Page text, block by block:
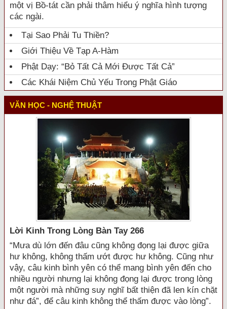
một vị Bồ-tát cần phải thâm hiểu ý nghĩa hình tượng
các ngài.
Tại Sao Phải Tu Thiền?
Giới Thiệu Về Tạp A-Hàm
Phật Dạy: “Bỏ Tất Cả Mới Được Tất Cả”
Các Khái Niệm Chủ Yếu Trong Phật Giáo
VĂN HỌC - NGHỆ THUẬT
Lời Kinh Trong Lòng Bàn Tay 266
“Mưa dù lớn đến đâu cũng không đọng lại được giữa
hư không, không thấm ướt được hư không. Cũng như
vậy, câu kinh bình yên có thể mang bình yên đến cho
nhiều người nhưng lại không đọng lại được trong lòng
một người mà những suy nghĩ bất thiện đã len kín chặt
như đá”, để câu kinh không thể thấm được vào lòng”.